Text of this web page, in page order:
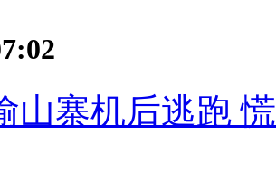
山寨机后逃跑